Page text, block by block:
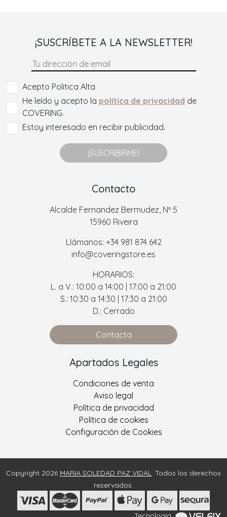
¡SUSCRÍBETE A LA NEWSLETTER!
Acepto Politica Alta
He leído y acepto la política de privacidad de
COVERING.
Estoy interesado en recibir publicidad.
¡SUSCRIBIRME!
Contacto
Alcalde Fernandez Bermudez, Nº 5
15960 Riveira
Llámanos: +34 981 874 642
info@coveringstore.es
HORARIOS:
L. a V.: 10:00 a 14:00 | 17:00 a 21:00
S.: 10:30 a 14:30 | 17:30 a 21:00
D.: Cerrado
Contacta
Apartados Legales
Condiciones de venta
Aviso legal
Política de privacidad
Política de cookies
Configuración de Cookies
Copyright 2026 MARIA SOLEDAD PAZ VIDAL. Todos los derechos
reservados.